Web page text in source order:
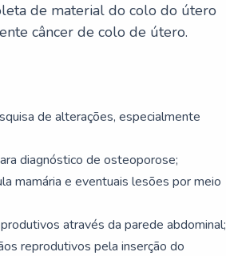
de material do colo do útero
câncer de colo de útero.
de alterações, especialmente
diagnóstico de osteoporose;
mamária e eventuais lesões por meio
através da parede abdominal;
reprodutivos pela inserção do